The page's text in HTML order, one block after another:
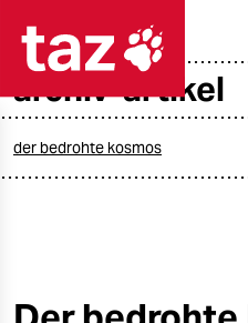
öko
archiv-artikel
der bedrohte kosmos